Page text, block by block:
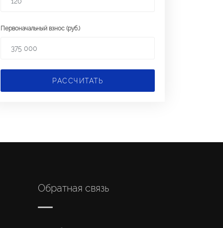
Первоначальный взнос (руб.)
РАССЧИТАТЬ
Обратная связь